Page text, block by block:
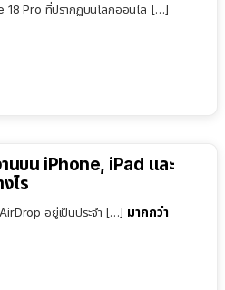
18 Pro ที่ปรากฏบนโลกออนไล […]
นบน iPhone, iPad และ
ไร
อยู่เป็นประจำ […] มากกว่า